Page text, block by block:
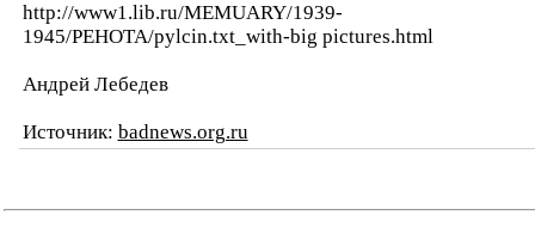
http://www1.lib.ru/MEMUARY/1939-
1945/PEHOTA/pylcin.txt_with-big pictures.html
Андрей Лебедев
Источник: badnews.org.ru